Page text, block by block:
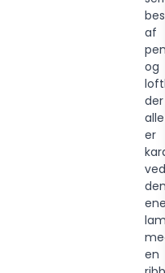
af
og
der
alle
er
ved
en